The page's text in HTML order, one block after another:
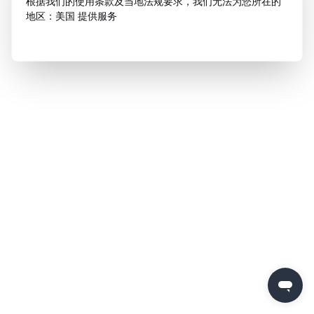
地区：美国 提供服务